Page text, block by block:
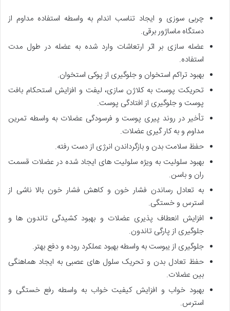
چربی سوزی و ایجاد تناسب اندام به واسطه استفاده مداوم از
دستگاه ماساژور برقی.
عضله سازی بر اثر ارتعاشات وارد شده به عضله در طول مدت
استفاده.
بهبود تراکم استخوان و جلوگیری از پوکی استخوان.
تحریکت پوست به کلاژن سازی، لیفت و افزایش استحکام بافت
پوست و جلوگیری از افتادگی پوست.
تأخیر در روند پیری پوست و فرسودگی عضلات به واسطه تمرین
مداوم و به کار گیری عضلات.
حفظ سلامت بدن و بازگرداندن انرژی از دست رفته.
بهبود سلولیت به ویژه سلولیت های ایجاد شده در عضلات قسمت
ران و باسن.
به تعادل رساندن فشار خون و کاهش فشار خون بالا ناشی از
استرس و خستگی.
افزایش انعطاف پذیری عضلات و بهبود کشیدگی تاندون ها و
جلوگیری از پارگی تاندون.
جلوگیری از یبوست به واسطه بهبود عملکرد روده و دفع بهتر.
حفظ تعادل بدن و تحریک سلول های عصبی به ایجاد هماهنگی
بین عضلات.
بهبود خواب و افزایش کیفیت خواب به واسطه رفع خستگی و
استرس.